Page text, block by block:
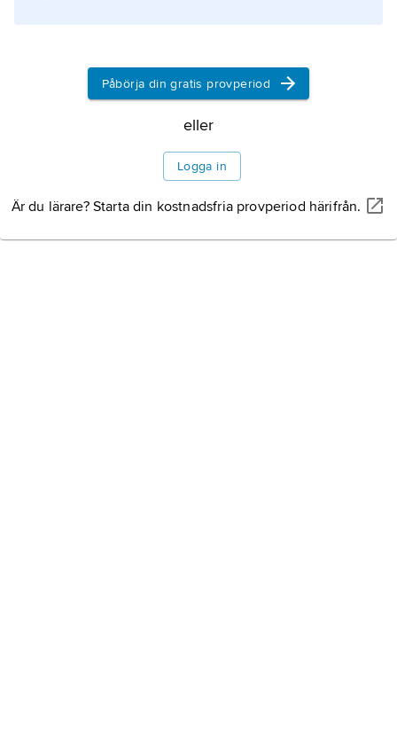
Information om artikeln
Påbörja din gratis provperiod
eller
Logga in
Är du lärare? Starta din kostnadsfria provperiod härifrån.